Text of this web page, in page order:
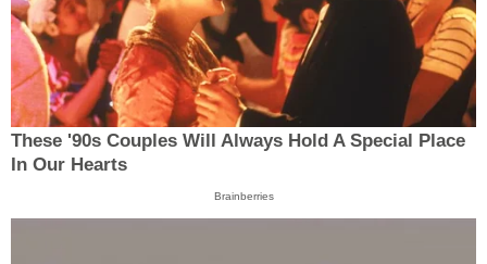
These '90s Couples Will Always Hold A Special Place
In Our Hearts
Brainberries